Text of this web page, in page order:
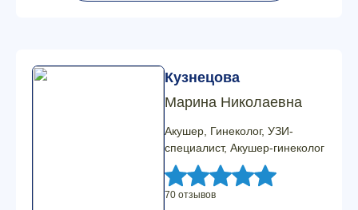
Кузнецова
Марина Николаевна
Акушер, Гинеколог, УЗИ-
специалист, Акушер-гинеколог
70 отзывов